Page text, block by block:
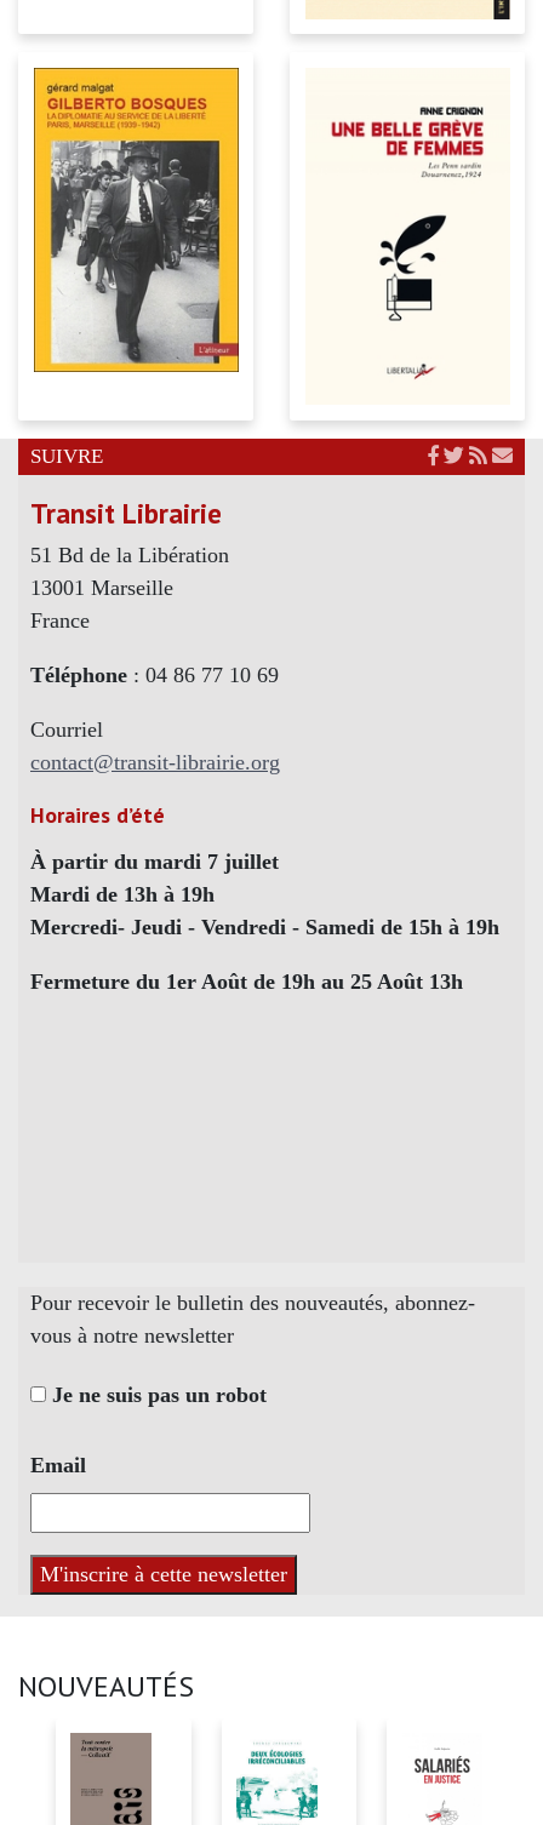
SUIVRE
Transit Librairie
51 Bd de la Libération
13001 Marseille
France
Téléphone : 04 86 77 10 69
Courriel
contact@transit-librairie.org
Horaires d’été
À partir du mardi 7 juillet
Mardi de 13h à 19h
Mercredi- Jeudi - Vendredi - Samedi de 15h à 19h
Fermeture du 1er Août de 19h au 25 Août 13h
Pour recevoir le bulletin des nouveautés, abonnez-
vous à notre newsletter
Je ne suis pas un robot
Email
NOUVEAUTÉS